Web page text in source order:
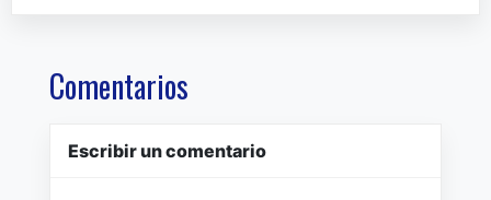
Comentarios
Escribir un comentario